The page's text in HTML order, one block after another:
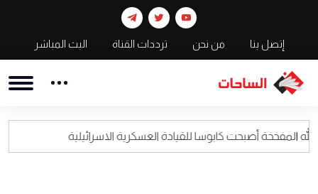
إتصل بنا من نحن ترددات القناة البث المباشر
كابوسا للقيادة العسكرية الاسرائيلية